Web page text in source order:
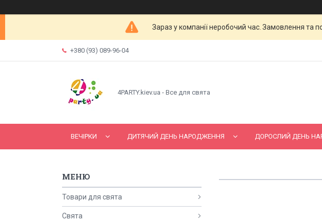
Зараз у компанії неробочий час. Замовлення та
+380 (93) 089-96-04
4PARTY.kiev.ua - Все для свята
ВЕЧІРКИ ДИТЯЧИЙ ДЕНЬ НАРОДЖЕННЯ ДОРОСЛИЙ ДЕНЬ
Товари для свята
Свята